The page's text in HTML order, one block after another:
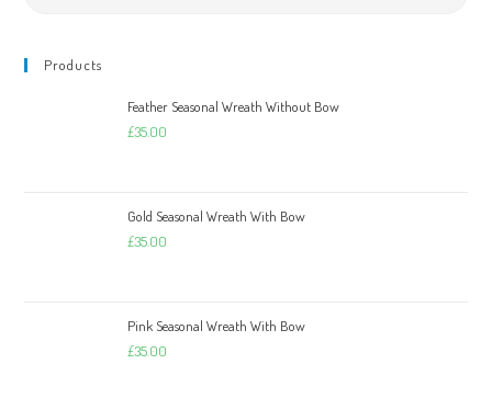
Products
Feather Seasonal Wreath Without Bow
£35.00
Gold Seasonal Wreath With Bow
£35.00
Pink Seasonal Wreath With Bow
£35.00